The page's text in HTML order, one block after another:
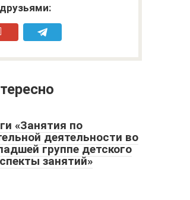
«Занятия по
деятельности во
группе детского
занятий»